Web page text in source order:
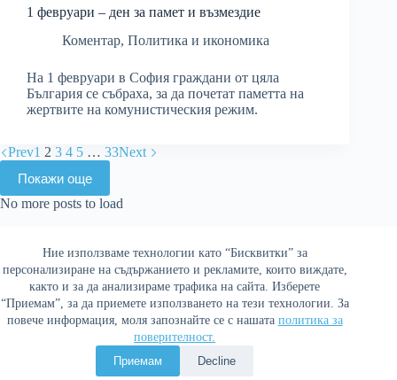
Ние използваме технологии като “Бисквитки” за
персонализиране на съдържанието и рекламите, които виждате,
както и за да анализираме трафика на сайта. Изберете
“Приемам”, за да приемете използването на тези технологии. За
повече информация, моля запознайте се с нашата политика за
поверителност.
Приемам
Decline
1 февруари – ден за памет и възмездие
Коментар, Политика и икономика
На 1 февруари в София граждани от цяла
България се събраха, за да почетат паметта на
жертвите на комунистическия режим.
Prev1 2 3 4 5 … 33Next
Покажи още
No more posts to load
Най-четени
Политика за поверителност
Copyright © 2026 Война и мир. Сайтът е оптимизиран от